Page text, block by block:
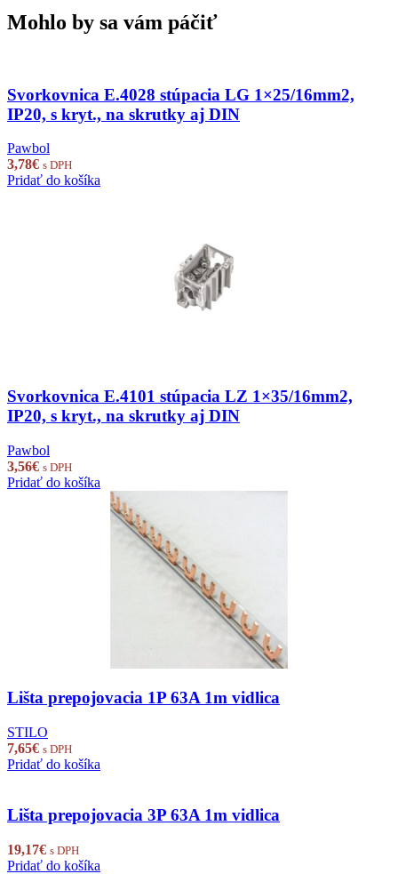
Mohlo by sa vám páčiť
Svorkovnica E.4028 stúpacia LG 1×25/16mm2,
IP20, s kryt., na skrutky aj DIN
Pawbol
3,78€ s DPH
Pridať do košíka
Svorkovnica E.4101 stúpacia LZ 1×35/16mm2,
IP20, s kryt., na skrutky aj DIN
Pawbol
3,56€ s DPH
Pridať do košíka
Lišta prepojovacia 1P 63A 1m vidlica
STILO
7,65€ s DPH
Pridať do košíka
Lišta prepojovacia 3P 63A 1m vidlica
19,17€ s DPH
Pridať do košíka